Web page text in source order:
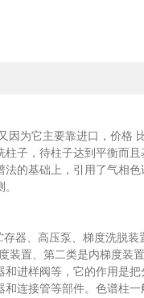
它主要靠进口，价格
子，待柱子达到平衡而
的基础上，引用了气相
、高压泵、梯度洗脱装
装置、第二类是内梯度装置
进样阀等，它的作用是
连接管等部件。色谱柱一